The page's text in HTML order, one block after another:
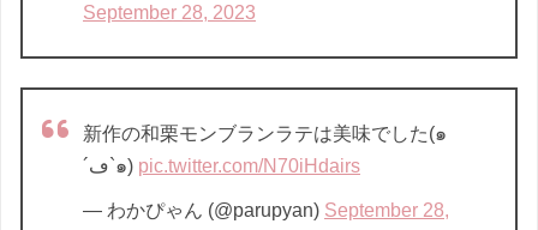
September 28, 2023
新作の和栗モンブランラテは美味でした(๑
´ڡ`๑) pic.twitter.com/N70iHdairs
— わかぴゃん (@parupyan) September 28,